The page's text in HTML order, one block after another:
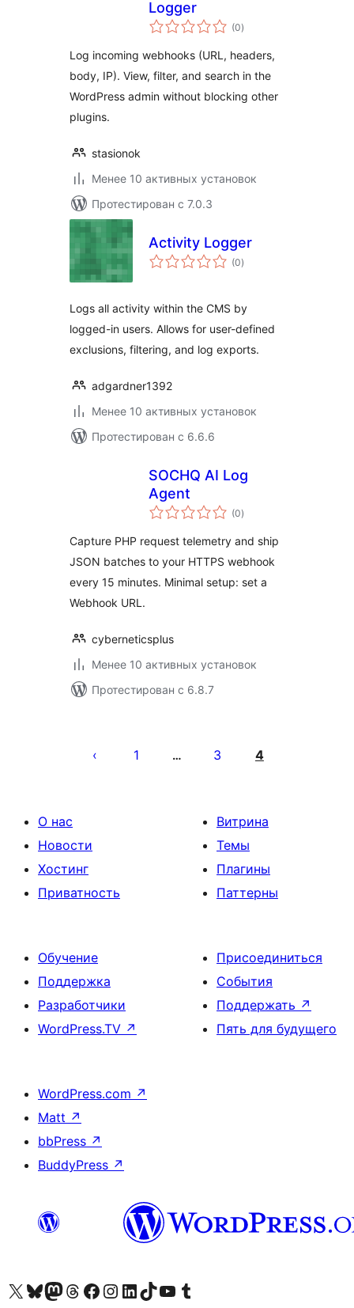
Logger
(0общий
рейтинг
)
Log incoming webhooks (URL, headers,
body, IP). View, filter, and search in the
WordPress admin without blocking other
plugins.
stasionok
Менее 10 активных установок
Протестирован с 7.0.3
Activity Logger
(0общий
рейтинг
)
Logs all activity within the CMS by
logged-in users. Allows for user-defined
exclusions, filtering, and log exports.
adgardner1392
Менее 10 активных установок
Протестирован с 6.6.6
SOCHQ AI Log
Agent
(0общий
рейтинг
)
Capture PHP request telemetry and ship
JSON batches to your HTTPS webhook
every 15 minutes. Minimal setup: set a
Webhook URL.
cyberneticsplus
Менее 10 активных установок
Протестирован с 6.8.7
записей
1 … 3 4
О нас
Новости
Хостинг
Приватность
Витрина
Темы
Плагины
Паттерны
Обучение
Поддержка
Разработчики
WordPress.TV ↗
Присоединиться
События
Поддержать ↗
Пять для будущего
WordPress.com ↗
Matt ↗
bbPress ↗
BuddyPress ↗
Посетите нас в X (ранее Twitter)
Посетите нашу учётную запись в Bluesky
Посетите нашу ленту в Mastodon
Посетите нашу учётную запись в Threads
Посетите нашу страницу на Facebook
Посетите наш Instagram
Посетите нашу страницу в LinkedIn
Посетите нашу учётную запись в TikTok
Посетите наш канал YouTube
Посетите нашу учётную запись в Tumblr